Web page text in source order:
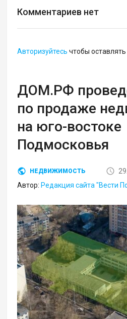
Комментариев нет
Авторизуйтесь чтобы
ДОМ.РФ
по продаже
на юго-востоке
Подмосковья
НЕДВИЖИМОСТЬ
Автор: Редакция сайта "Вести